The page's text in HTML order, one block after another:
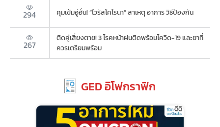
294 คุมเข้มอู่ฮั่น! “ไวรัสโคโรนา” สาเหตุ อาการ วิธีป้องกัน
267
ติดคู่เสี่ยงตาย! 3 โรคหน้าฝนติดพร้อมโควิด-19 และยาที่
ควรเตรียมพร้อม
GED อิโฟกราฟิก